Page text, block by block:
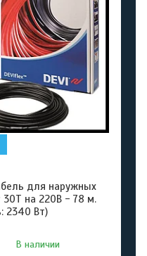
для наружных
30T на 220В - 78 м.
2340 Вт)
В наличии